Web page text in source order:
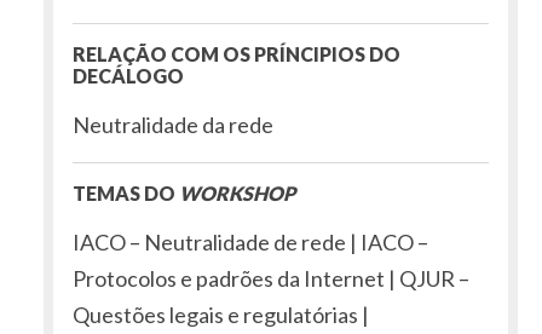
RELAÇÃO COM OS PRÍNCIPIOS DO
DECÁLOGO
Neutralidade da rede
TEMAS DO WORKSHOP
IACO – Neutralidade de rede | IACO –
Protocolos e padrões da Internet | QJUR –
Questões legais e regulatórias |